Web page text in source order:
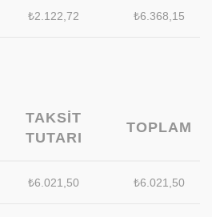
₺2.122,72 ₺6.368,15
TAKSIT
TUTARI
TOPLAM
₺6.021,50 ₺6.021,50